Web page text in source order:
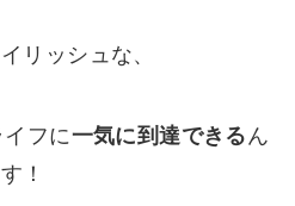
リッシュな、
フに一気に到達できる ん
！